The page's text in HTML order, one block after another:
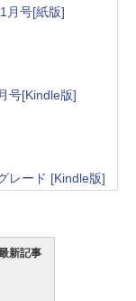
月号[紙版]
号[Kindle版]
レード [Kindle版]
新記事